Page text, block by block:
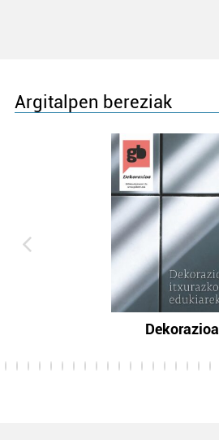
Argitalpen bereziak
Dekorazioa